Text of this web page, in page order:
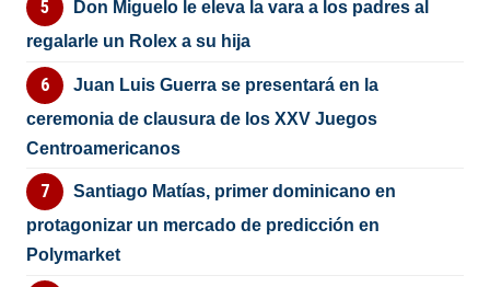
Don Miguelo le eleva la vara a los padres al
regalarle un Rolex a su hija
Juan Luis Guerra se presentará en la
ceremonia de clausura de los XXV Juegos
Centroamericanos
Santiago Matías, primer dominicano en
protagonizar un mercado de predicción en
Polymarket